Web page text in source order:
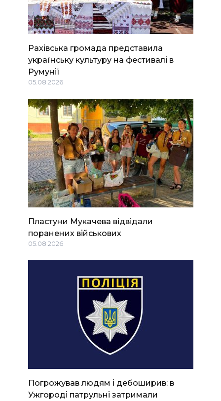
Рахівська громада представила
українську культуру на фестивалі в
Румунії
05.08.2026
Пластуни Мукачева відвідали
поранених військових
05.08.2026
Погрожував людям і дебоширив: в
Ужгороді патрульні затримали